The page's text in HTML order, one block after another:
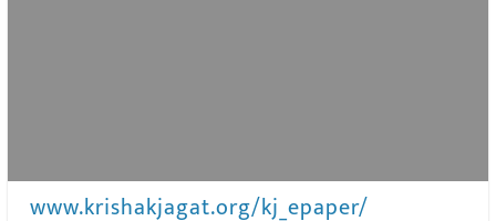
www.krishakjagat.org/kj_epaper/